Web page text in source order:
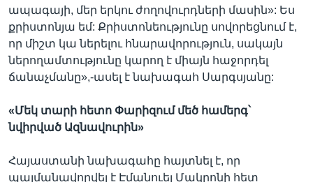
ապագայի, մեր երկու ժողովուրդների մասին»: Ես
քրիստոնյա եմ: Քրիստոնեությունը սովորեցնում է,
որ միշտ կա ներելու հնարավորություն, սակայն
ներողամտությունը կարող է միայն հաջորդել
ճանաչմանը»,-ասել է նախագահ Սարգսյանը:
«Մեկ տարի հետո Փարիզում մեծ համերգ՝
նվիրված Ազնավուրին»
Հայաստանի նախագահը հայտնել է, որ
պայմանավորվել է Էմանուել Մակրոնի հետ